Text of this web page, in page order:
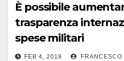
È possibile
trasparenza
spese militari
FEB 4, 2018